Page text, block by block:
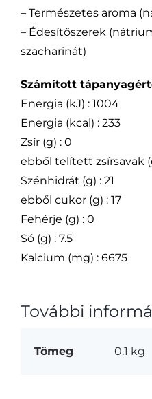
– Természetes aroma
– Édesítőszerek
szacharinát)
Számított
Energia (kJ) : 1004
Energia (kcal) : 233
Zsír (g) : 0
ebből telített zsírsavak
Szénhidrát (g) : 21
ebből cukor (g) : 17
Fehérje (g) : 0
Só (g) : 7.5
Kalcium (mg) : 6675
További
Tömeg 0.1 kg